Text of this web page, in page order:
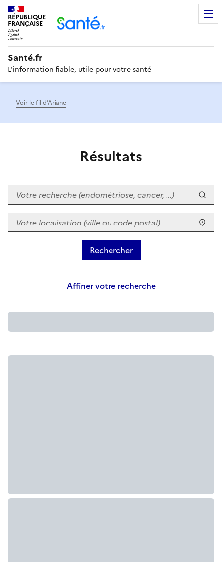
RÉPUBLIQUE
FRANÇAISE
Santé.fr
L'information fiable, utile pour votre santé
Voir le fil d’Ariane
Résultats
Votre recherche (endométriose, cancer, ...)
Votre localisation (ville ou code postal)
Affiner votre recherche